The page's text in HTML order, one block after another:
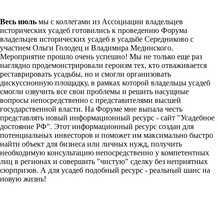
Весь июль мы с коллегами из Асcоциации владельцев
исторических усадеб готовились к проведению Форума
владельцев исторических усадеб в усадьбе Середниково с
участием Ольги Голодец и Владимира Мединского.
Мероприятие прошло очень успешно! Мы не только еще раз
наглядно продемонстрировали героизм тех, кто отваживается
реставрировать усадьбы, но и смогли организовать
дискуссионную площадку, в рамках которой владельцы усадеб
смогли озвучить все свои проблемы и решить насущные
вопросы непосредственно с представителями высшей
государственной власти. На Форуме мне выпала честь
представлять новый информационный ресурс - сайт "Усадебное
достояние РФ". Этот информационный ресурс создан для
потенциальных инвесторов и поможет им максимально быстро
найти объект для бизнеса или личных нужд, получить
необходимую консультацию непосредственно у компетентных
лиц в регионах и совершить "чистую" сделку без неприятных
сюрпризов. А для усадеб подобный ресурс - реальный шанс на
новую жизнь!